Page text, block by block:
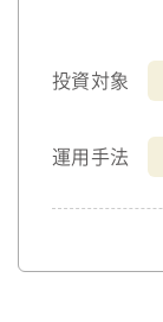
投資対象
運用手法